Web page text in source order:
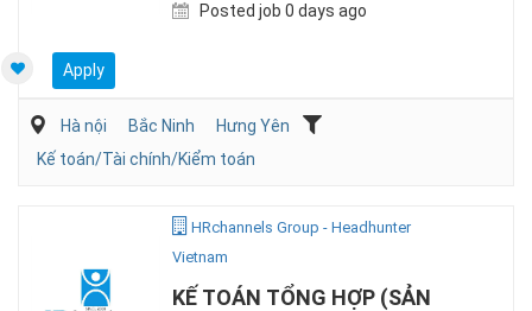
Posted job 0 days ago
Apply
Hà nội Bắc Ninh
Hưng Yên
Kế toán/Tài chính/Kiểm toán
HRchannels Group - Headhunter
Vietnam
KẾ TOÁN TỔNG HỢP (SẢN